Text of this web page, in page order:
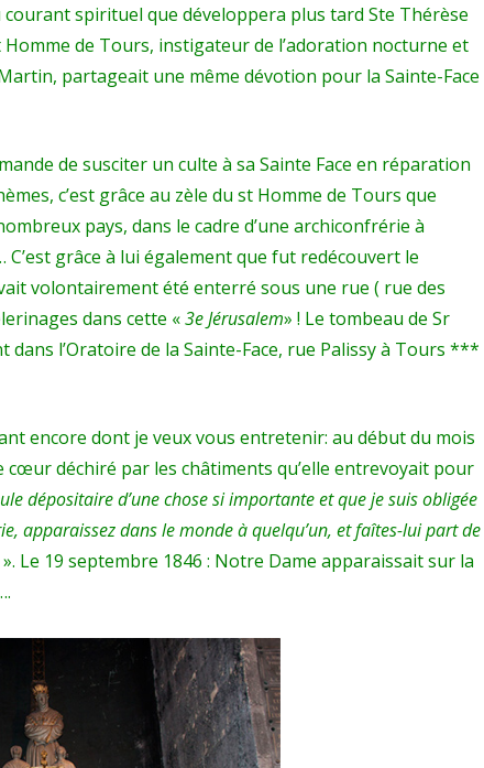
spirituel que développera plus tard Ste Thérèse
Homme de Tours, instigateur de l’adoration nocturne et
partageait une même dévotion pour la Sainte-Face
de susciter un culte à sa Sainte Face en réparation
c’est grâce au zèle du st Homme de Tours que
pays, dans le cadre d’une archiconfrérie à
grâce à lui également que fut redécouvert le
volontairement été enterré sous une rue ( rue des
dans cette «3e Jérusalem» ! Le tombeau de Sr
l’Oratoire de la Sainte-Face, rue Palissy à Tours ***
encore dont je veux vous entretenir: au début du mois
déchiré par les châtiments qu’elle entrevoyait pour
dépositaire d’une chose si importante et que je suis obligée
apparaissez dans le monde à quelqu’un, et faîtes-lui part de
». Le 19 septembre 1846 : Notre Dame apparaissait sur la